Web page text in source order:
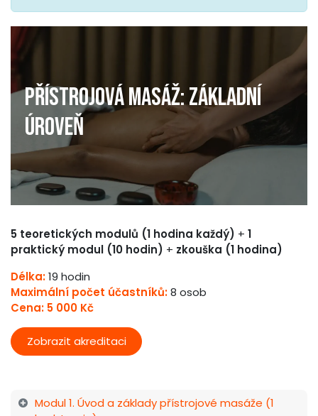
Přístrojová masáž: základní
úroveň
5 teoretických modulů (1 hodina každý) + 1
praktický modul (10 hodin) + zkouška (1 hodina)
Délka:19 hodin
Maximální počet účastníků:8 osob
Cena: 5 000 Kč
Zobrazit akreditaci
Modul 1. Úvod a základy přístrojové masáže (1